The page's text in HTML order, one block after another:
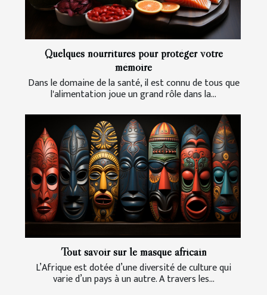
Quelques nourritures pour protéger votre
mémoire
Dans le domaine de la santé, il est connu de tous que
l'alimentation joue un grand rôle dans la...
Tout savoir sur le masque africain
L’Afrique est dotée d’une diversité de culture qui
varie d’un pays à un autre. A travers les...